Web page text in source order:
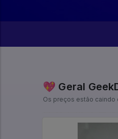
💖 Geral
Os preços estão caindo